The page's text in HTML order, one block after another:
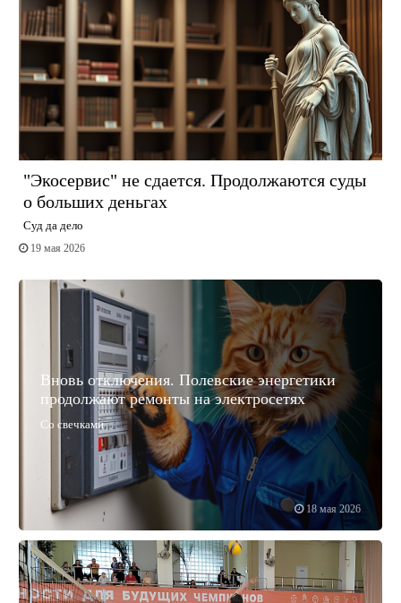
"Экосервис" не сдается. Продолжаются суды
о больших деньгах
Суд да дело
19 мая 2026
18 мая 2026
Вновь отключения. Полевские энергетики
продолжают ремонты на электросетях
Со свечками